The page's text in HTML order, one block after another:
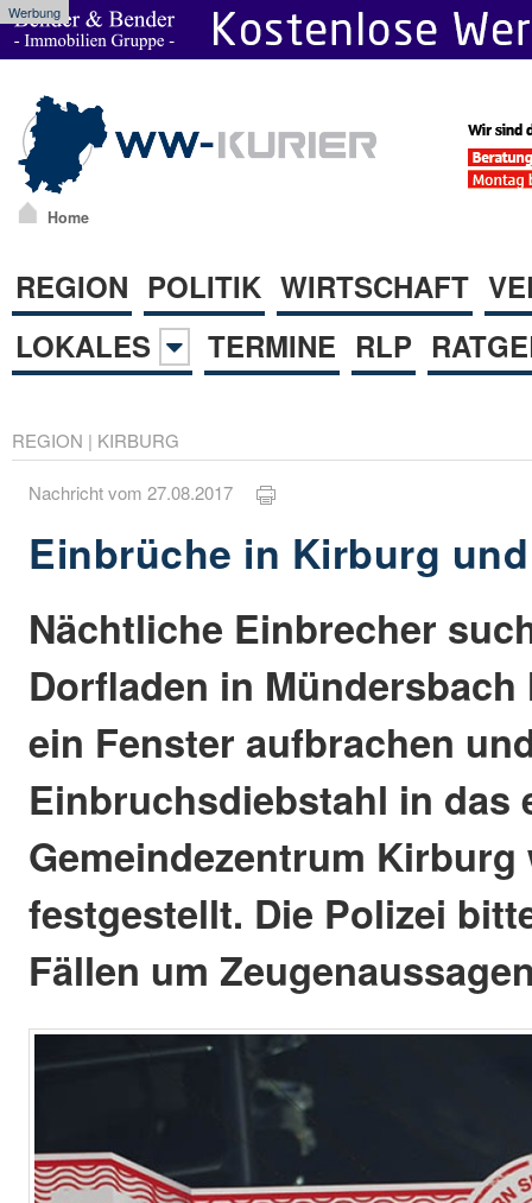
Werbung
Home
REGION POLITIK WIRTSCHAFT
LOKALES
TERMINE RLP
REGION | KIRBURG
Nachricht vom 27.08.2017
Einbrüche in Kirburg
Nächtliche Einbrecher
Dorfladen in
ein Fenster aufbrachen
Einbruchsdiebstahl in das
Gemeindezentrum Kirburg
festgestellt. Die Polizei
Fällen um